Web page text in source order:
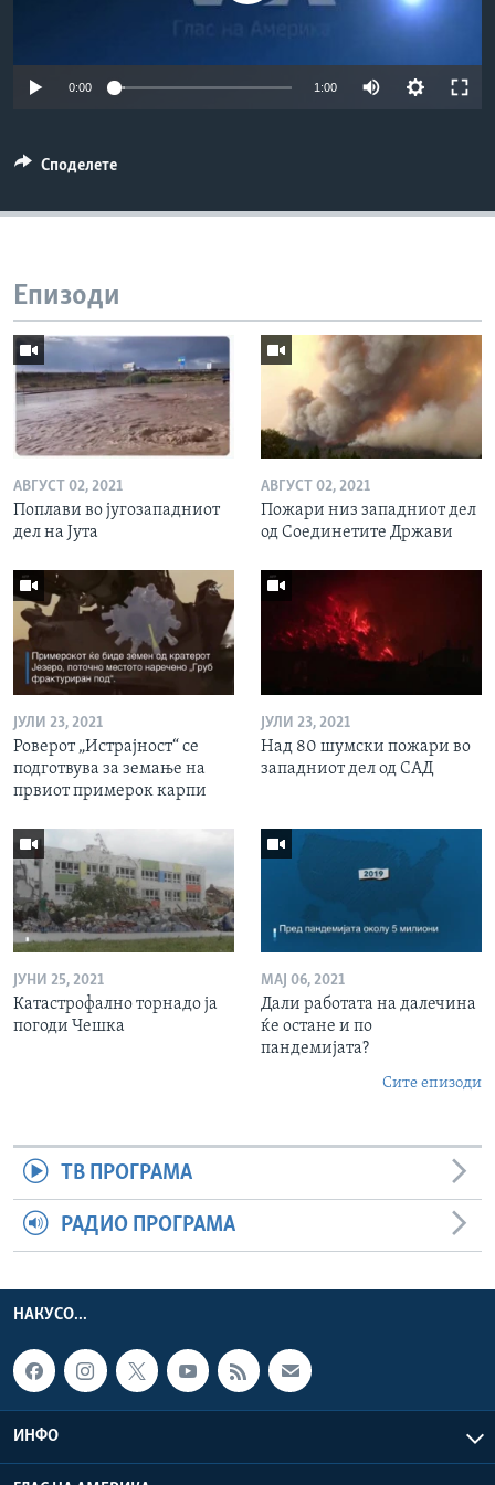
0:00 1:00
Споделете
Епизоди
АВГУСТ 02, 2021
Поплави во југозападниот
дел на Јута
АВГУСТ 02, 2021
Пожари низ западниот дел
од Соединетите Држави
ЈУЛИ 23, 2021
Роверот „Истрајност“ се
подготвува за земање на
првиот примерок карпи
ЈУЛИ 23, 2021
Над 80 шумски пожари во
западниот дел од САД
ЈУНИ 25, 2021
Катастрофално торнадо ја
погоди Чешка
МАЈ 06, 2021
Дали работата на далечина
ќе остане и по
пандемијата?
Сите епизоди
ТВ ПРОГРАМА
РАДИО ПРОГРАМА
НАКУСО...
ИНФО